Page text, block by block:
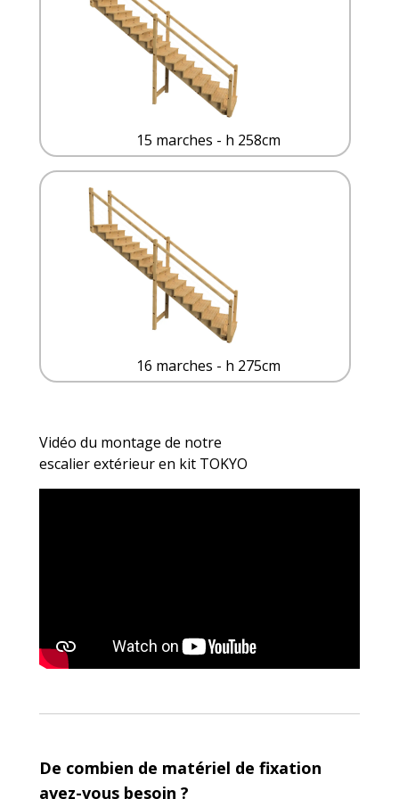
15 marches - h 258cm
16 marches - h 275cm
Vidéo du montage de notre
escalierextérieuren kit TOKYO
De combien de matériel de fixation
avez-vous besoin ?